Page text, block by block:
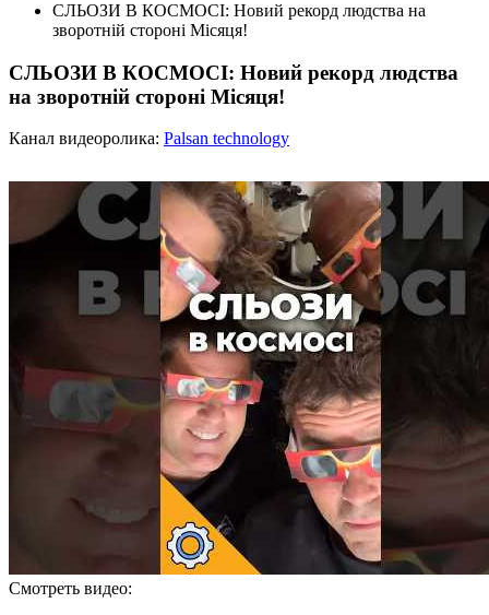
СЛЬОЗИ В КОСМОСІ: Новий рекорд людства на
зворотній стороні Місяця!
СЛЬОЗИ В КОСМОСІ: Новий рекорд людства
на зворотній стороні Місяця!
Канал видеоролика: Palsan technology
Смотреть видео: